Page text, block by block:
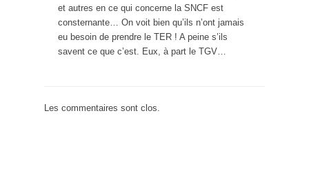
et autres en ce qui concerne la SNCF est
consternante… On voit bien qu’ils n’ont jamais
eu besoin de prendre le TER ! A peine s’ils
savent ce que c’est. Eux, à part le TGV…
Les commentaires sont clos.